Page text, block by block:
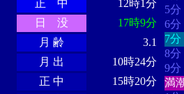
正 中
12時1分
日 没
17時9分
月 齢
3.1
月 出
10時24分
正 中
15時20分
5分
6分
7分
8分
9分
満